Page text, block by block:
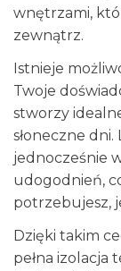
wnętrzami,
zewnątrz.
Istnieje
Twoje
stworzy
słoneczne dni.
jednocześnie
udogodnień,
potrzebujesz,
Dzięki takim
pełna izolacja